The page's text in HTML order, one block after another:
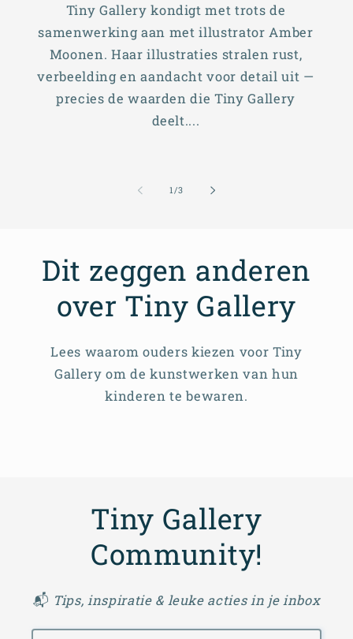
Tiny Gallery kondigt met trots de
samenwerking aan met illustrator Amber
Moonen. Haar illustraties stralen rust,
verbeelding en aandacht voor detail uit —
precies de waarden die Tiny Gallery
deelt....
1/van
3
Dit zeggen anderen
over Tiny Gallery
Lees waarom ouders kiezen voor Tiny
Gallery om de kunstwerken van hun
kinderen te bewaren.
Tiny Gallery
Community!
📬 Tips, inspiratie & leuke acties in je inbox